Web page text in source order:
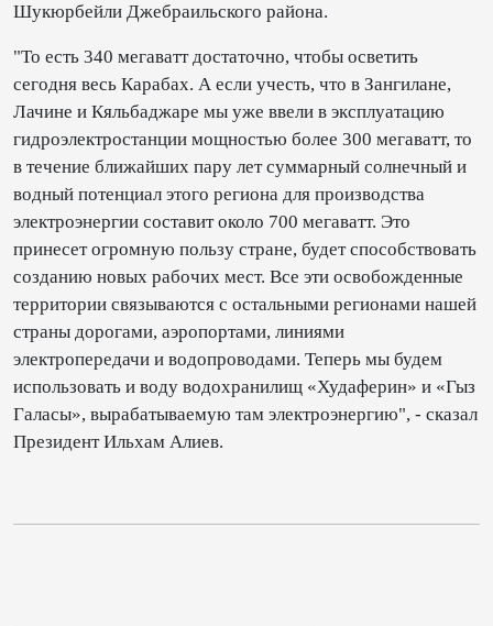
Шукюрбейли Джебраильского района.
"То есть 340 мегаватт достаточно, чтобы осветить
сегодня весь Карабах. А если учесть, что в Зангилане,
Лачине и Кяльбаджаре мы уже ввели в эксплуатацию
гидроэлектростанции мощностью более 300 мегаватт, то
в течение ближайших пару лет суммарный солнечный и
водный потенциал этого региона для производства
электроэнергии составит около 700 мегаватт. Это
принесет огромную пользу стране, будет способствовать
созданию новых рабочих мест. Все эти освобожденные
территории связываются с остальными регионами нашей
страны дорогами, аэропортами, линиями
электропередачи и водопроводами. Теперь мы будем
использовать и воду водохранилищ «Худаферин» и «Гыз
Галасы», вырабатываемую там электроэнергию", - сказал
Президент Ильхам Алиев.